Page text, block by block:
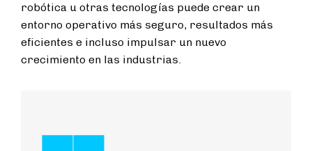
robótica u otras tecnologías puede crear un
entorno operativo más seguro, resultados más
eficientes e incluso impulsar un nuevo
crecimiento en las industrias.